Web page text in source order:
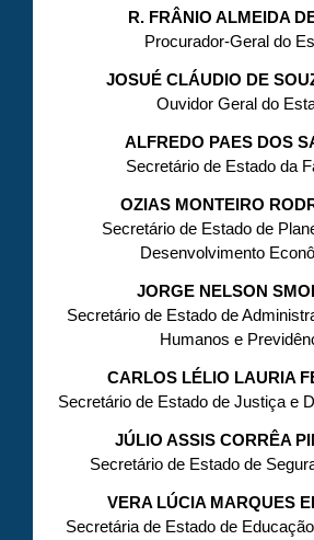
R. FRÂNIO ALMEIDA
Procurador-Geral do
JOSUÉ CLÁUDIO DE
Ouvidor Geral do
ALFREDO PAES DOS
Secretário de Estado da
OZIAS MONTEIRO
Secretário de Estado de
Desenvolvimento
JORGE NELSON
Secretário de Estado de
Humanos e
CARLOS LÉLIO LAURIA
Secretário de Estado de Justiça e
JÚLIO ASSIS CORRÊA
Secretário de Estado de
VERA LÚCIA MARQUES
Secretária de Estado de